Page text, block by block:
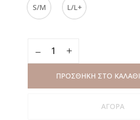
S/M L/L+
ΠΡΟΣΘΗΚΗ ΣΤΟ ΚΑΛΑΘΙ
ΑΓΟΡΑ